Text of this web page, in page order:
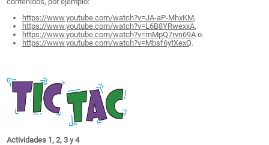
https://www.youtube.com/watch?v=JA-aP-MhxKM,
https://www.youtube.com/watch?v=L6B8YRwexxA,
https://www.youtube.com/watch?v=mMpQ7rvn69Ao
https://www.youtube.com/watch?v=Mbsf6ytXexQ.
Actividades 1, 2, 3 y 4